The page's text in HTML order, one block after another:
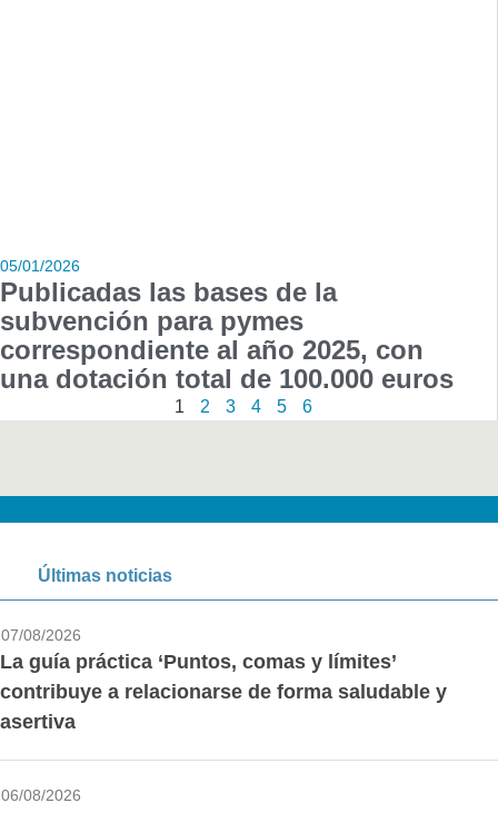
05/01/2026
Publicadas las bases de la
subvención para pymes
correspondiente al año 2025, con
una dotación total de 100.000 euros
1 2 3 4 5 6
Últimas noticias
07/08/2026
La guía práctica ‘Puntos, comas y límites’
contribuye a relacionarse de forma saludable y
asertiva
06/08/2026